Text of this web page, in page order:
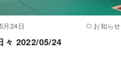
月24日 お知らせ
々 2022/05/24